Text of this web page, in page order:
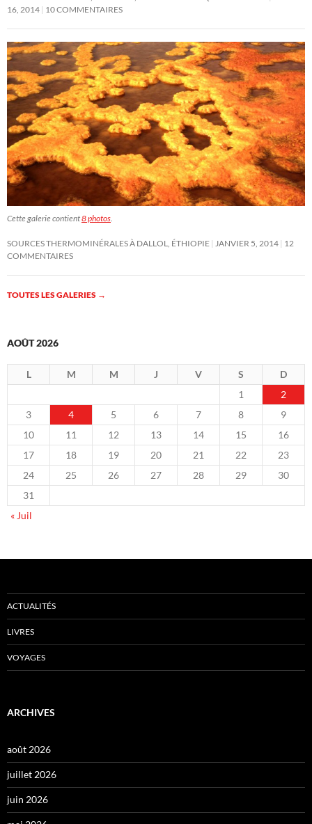
16, 2014 10 COMMENTAIRES
Cette galerie contient8 photos.
SOURCES THERMOMINÉRALES À DALLOL, ÉTHIOPIE JANVIER 5, 2014 12
COMMENTAIRES
TOUTES LES GALERIES →
AOÛT 2026
L M M J V S
D
1
2
3
4 5 6 7 8
9
10
11 12 13 14 15
16
17
18 19 20 21 22
23
24
25 26 27 28 29
30
31
« Juil
ACTUALITÉS
LIVRES
VOYAGES
ARCHIVES
août 2026
juillet 2026
juin 2026